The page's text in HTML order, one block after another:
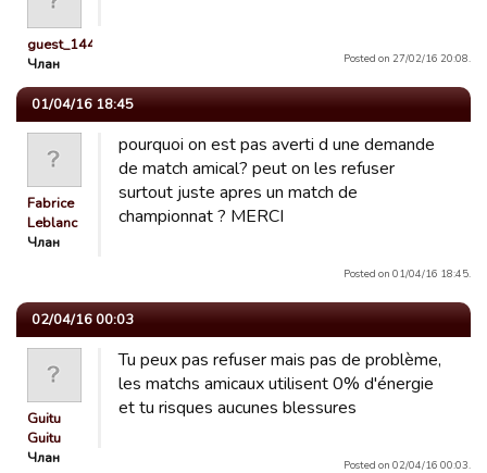
guest_1442228466278
Члан
Posted on 27/02/16 20:08.
01/04/16 18:45
Fabrice
Leblanc
Члан
pourquoi on est pas averti d une demande
de match amical? peut on les refuser
surtout juste apres un match de
championnat ? MERCI
Posted on 01/04/16 18:45.
02/04/16 00:03
Guitu
Guitu
Члан
Tu peux pas refuser mais pas de problème,
les matchs amicaux utilisent 0% d'énergie
et tu risques aucunes blessures
Posted on 02/04/16 00:03.